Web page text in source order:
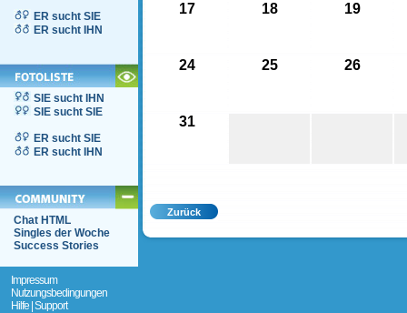
ER sucht SIE
ER sucht IHN
SIE sucht IHN
SIE sucht SIE
ER sucht SIE
ER sucht IHN
Chat HTML
Singles der Woche
Success Stories
Impressum
Nutzungsbedingungen
Hilfe | Support
17 18 19
24 25 26
31